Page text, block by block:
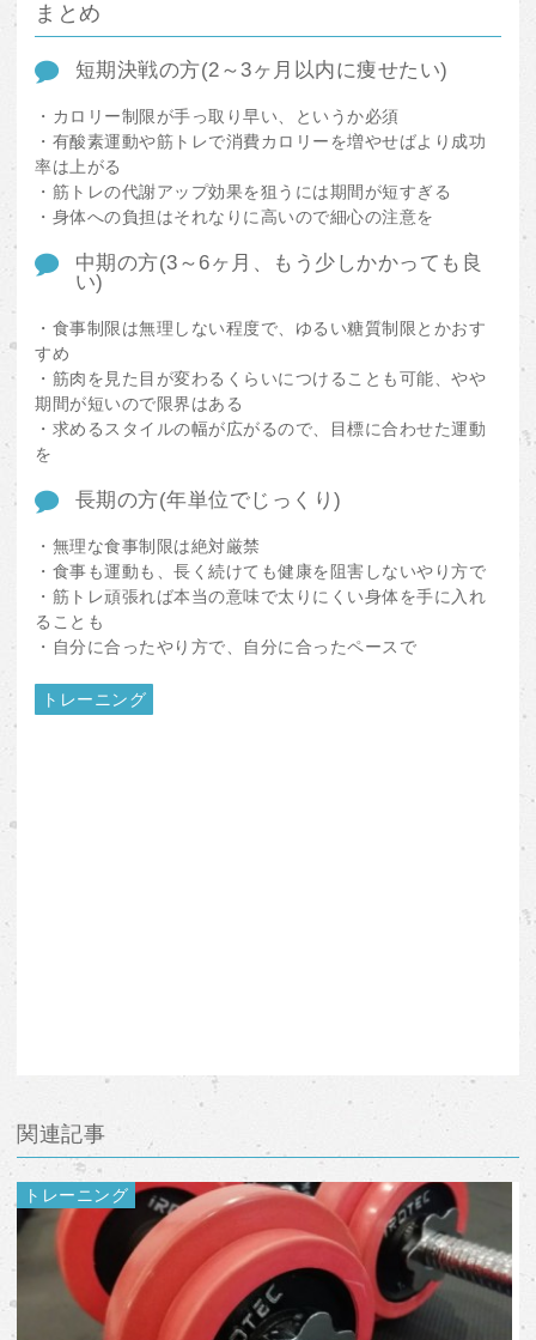
まとめ
短期決戦の方(2～3ヶ月以内に痩せたい)
・カロリー制限が手っ取り早い、というか必須
・有酸素運動や筋トレで消費カロリーを増やせばより成功
率は上がる
・筋トレの代謝アップ効果を狙うには期間が短すぎる
・身体への負担はそれなりに高いので細心の注意を
中期の方(3～6ヶ月、もう少しかかっても良
い)
・食事制限は無理しない程度で、ゆるい糖質制限とかおす
すめ
・筋肉を見た目が変わるくらいにつけることも可能、やや
期間が短いので限界はある
・求めるスタイルの幅が広がるので、目標に合わせた運動
を
長期の方(年単位でじっくり)
・無理な食事制限は絶対厳禁
・食事も運動も、長く続けても健康を阻害しないやり方で
・筋トレ頑張れば本当の意味で太りにくい身体を手に入れ
ることも
・自分に合ったやり方で、自分に合ったペースで
トレーニング
関連記事
トレーニング